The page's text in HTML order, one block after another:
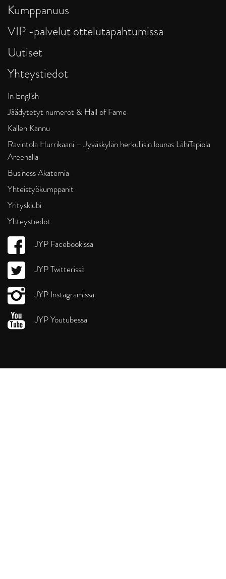
Kumppanuus
VIP -palvelut ottelutapahtumissa
Uutiset
Yhteystiedot
In English
Jäädytetyt numerot & Hall of Fame
Kallen Kannu
Ravintola Hurrikaani – Jyväskylän herkullisin lounas LähiTapiola
Areenalla
Business Akatemia
Yhteistyökumppanit
Yritysklubi
Yhteystiedot
JYP Facebookissa
JYP Twitterissä
JYP Instagramissa
JYP Youtubessa